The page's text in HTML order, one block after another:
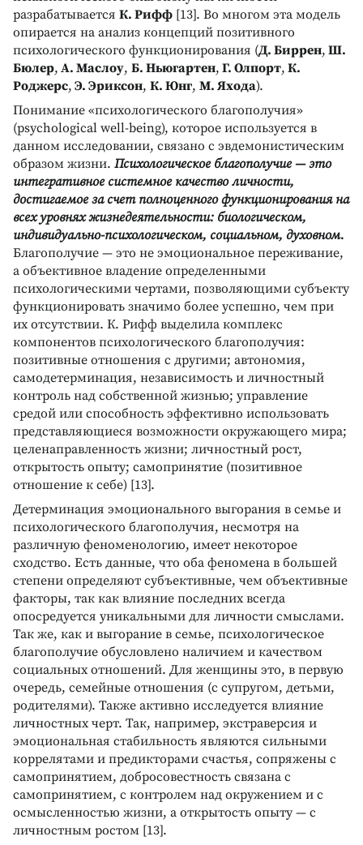
разрабатывается К. Рифф [13]. Во многом эта модель
опирается на анализ концепций позитивного
психологического функционирования (Д. Биррен, Ш.
Бюлер, А. Маслоу, Б. Ньюгартен, Г. Олпорт, К.
Роджерс, Э. Эриксон, К. Юнг, М. Яхода).
Понимание «психологического благополучия»
(psychological well-being), которое используется в
данном исследовании, связано с эвдемонистическим
образом жизни. Психологическое благополучие — это
интегративное системное качество личности,
достигаемое за счет полноценного функционирования на
всех уровнях жизнедеятельности: биологическом,
индивидуально-психологическом, социальном, духовном.
Благополучие — это не эмоциональное переживание,
а объективное владение определенными
психологическими чертами, позволяющими субъекту
функционировать значимо более успешно, чем при
их отсутствии. К. Рифф выделила комплекс
компонентов психологического благополучия:
позитивные отношения с другими; автономия,
самодетерминация, независимость и личностный
контроль над собственной жизнью; управление
средой или способность эффективно использовать
представляющиеся возможности окружающего мира;
целенаправленность жизни; личностный рост,
открытость опыту; самопринятие (позитивное
отношение к себе) [13].
Детерминация эмоционального выгорания в семье и
психологического благополучия, несмотря на
различную феноменологию, имеет некоторое
сходство. Есть данные, что оба феномена в большей
степени определяют субъективные, чем объективные
факторы, так как влияние последних всегда
опосредуется уникальными для личности смыслами.
Так же, как и выгорание в семье, психологическое
благополучие обусловлено наличием и качеством
социальных отношений. Для женщины это, в первую
очередь, семейные отношения (с супругом, детьми,
родителями). Также активно исследуется влияние
личностных черт. Так, например, экстраверсия и
эмоциональная стабильность являются сильными
коррелятами и предикторами счастья, сопряжены с
самопринятием, добросовестность связана с
самопринятием, с контролем над окружением и с
осмысленностью жизни, а открытость опыту — с
личностным ростом [13].